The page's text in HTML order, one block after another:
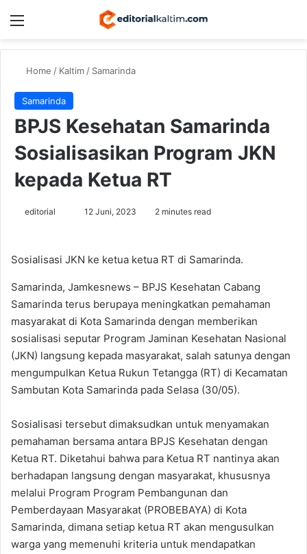
Menu
Home / Kaltim/ Samarinda
Samarinda
BPJS Kesehatan Samarinda
Sosialisasikan Program JKN
kepada Ketua RT
editorial
Send12 Juni, 2023 2 minutes read
Sosialisasi JKN ke ketua ketua RT di Samarinda.
Samarinda, Jamkesnews – BPJS Kesehatan Cabang
Samarinda terus berupaya meningkatkan pemahaman
masyarakat di Kota Samarinda dengan memberikan
sosialisasi seputar Program Jaminan Kesehatan Nasional
(JKN) langsung kepada masyarakat, salah satunya dengan
mengumpulkan Ketua Rukun Tetangga (RT) di Kecamatan
Sambutan Kota Samarinda pada Selasa (30/05).
Sosialisasi tersebut dimaksudkan untuk menyamakan
pemahaman bersama antara BPJS Kesehatan dengan
Ketua RT. Diketahui bahwa para Ketua RT nantinya akan
berhadapan langsung dengan masyarakat, khususnya
melalui Program Program Pembangunan dan
Pemberdayaan Masyarakat (PROBEBAYA) di Kota
Samarinda, dimana setiap ketua RT akan mengusulkan
warga yang memenuhi kriteria untuk mendapatkan